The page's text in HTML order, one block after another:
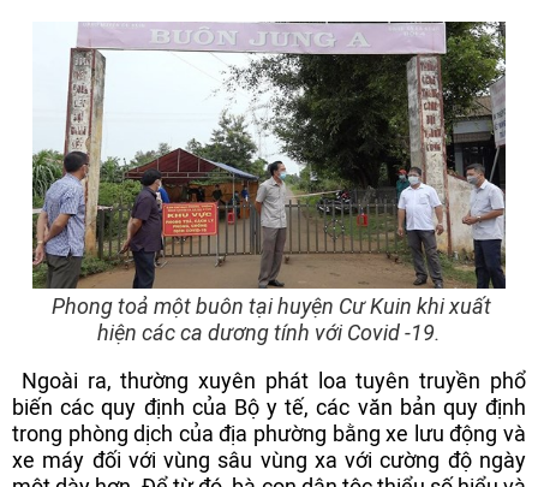
Phong toả một buôn tại huyện Cư Kuin khi xuất
hiện các ca dương tính với Covid -19.
Ngoài ra, thường xuyên phát loa tuyên truyền phổ
biến các quy định của Bộ y tế, các văn bản quy định
trong phòng dịch của địa phường bằng xe lưu động và
xe máy đối với vùng sâu vùng xa với cường độ ngày